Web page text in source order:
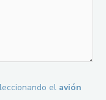
el avión